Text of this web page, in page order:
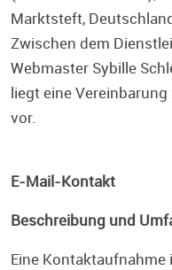
Marktsteft,
Zwischen dem
Webmaster Sybille
liegt eine
vor.
E-Mail-Kontakt
Beschreibung und
Eine